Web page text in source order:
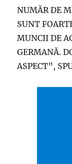
NUMĂR DE
SUNT
MUNCII DE
GERMANĂ.
ASPECT”,